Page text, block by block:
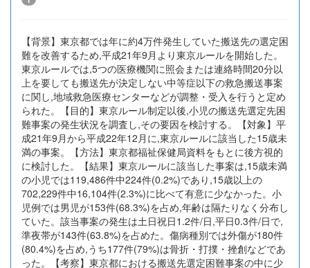
【背景】東京都では年に約4万件発生していた搬送先の選定困
難を改善するため,平成21年9月より東京ルールを開始した。
東京ルールでは,5つの医療機関に照会または連絡時間20分以
上を要しても搬送先が決定しない中等症以下の救急搬送事案
に関し,地域救急医療センターなどが調整・受入を行うと定め
られた。【目的】東京ルール制定以後,小児の搬送先選定先困
難事案の発生状況を調査し,その要因を検討する。【対象】平
成21年9月から平成22年12月に,東京ルールに該当した15歳未
満の事案。【方法】東京都福祉保健局資料をもとに後方視的
に検討した。【結果】東京ルールに該当した事案は,15歳未満
の小児では119,486件中224件(0.2%)であり,15歳以上の
702,229件中16,104件(2.3%)に比べて有意に少なかった。小
児例では男児が153件(68.3%)を占め,年齢は隔たりなく分布し
ていた。該当事案の発生は土日祝日1.2件/日,平日0.3件/日で,
準夜帯が143件(63.8%)を占めた。傷病種別では外傷が180件
(80.4%)を占め,うち177件(79%)は骨折・打撲・挫創などであ
った。【考察】東京都における搬送先選定困難事案の中に少